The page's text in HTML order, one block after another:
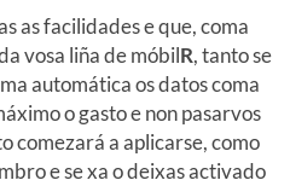
as facilidades e que, coma
vosa liña de móbilR, tanto se
automática os datos coma
o gasto e non pasarvos
comezará a aplicarse, como
e se xa o deixas activado